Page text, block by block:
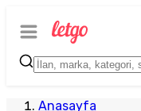
Anasayfa